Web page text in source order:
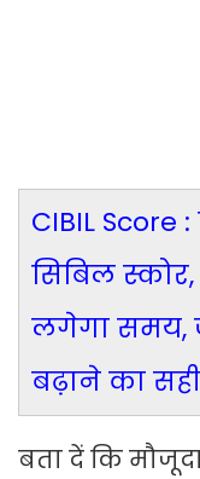
CIBIL
सिबिल
लगेगा समय,
बढ़ाने का
बता दें कि